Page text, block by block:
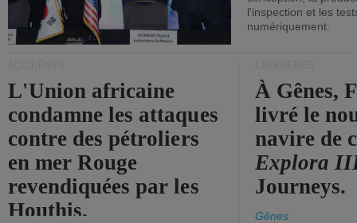
l'inspection et les
numériquement.
L'Union africaine
condamne les attaques
contre des pétroliers
en mer Rouge
revendiquées par les
Houthis.
À Gênes,
livré le
navire de
Explora
Journeys.
Gênes